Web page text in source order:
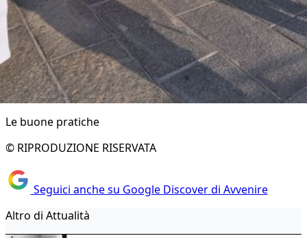
Le buone pratiche
© RIPRODUZIONE RISERVATA
Seguici anche su Google Discover di Avvenire
Altro di Attualità